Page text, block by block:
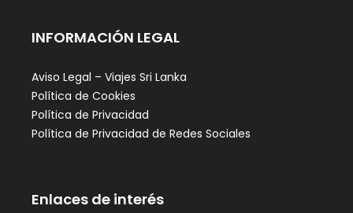
INFORMACIÓN LEGAL
Aviso Legal – Viajes Sri Lanka
Política de Cookies
Política de Privacidad
Política de Privacidad de Redes Sociales
Enlaces de interés